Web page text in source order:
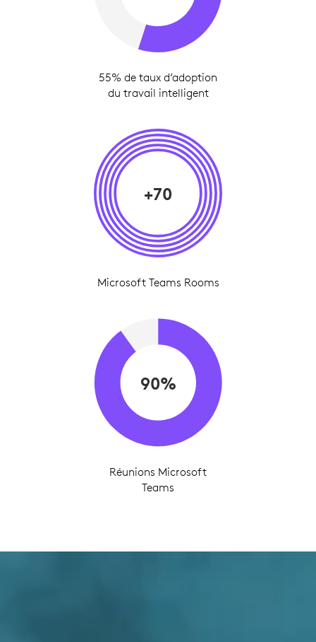
55% de taux d’adoption
du travail intelligent
+70
Microsoft Teams Rooms
90%
Réunions Microsoft
Teams